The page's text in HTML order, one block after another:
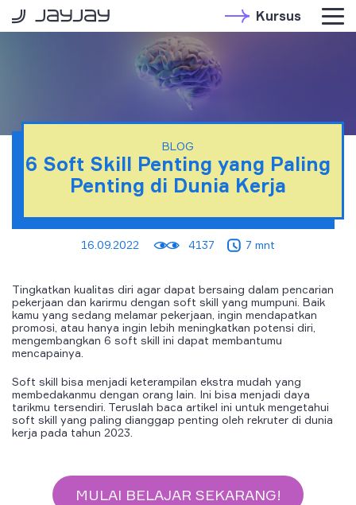
Kursus
BLOG
6 Soft Skill Penting yang Paling
Penting di Dunia Kerja
16.09.2022 4137 7 mnt
Tingkatkan kualitas diri agar dapat bersaing dalam pencarian
pekerjaan dan karirmu dengan soft skill yang mumpuni. Baik
kamu yang sedang melamar pekerjaan, ingin mendapatkan
promosi, atau hanya ingin lebih meningkatkan potensi diri,
mengembangkan 6 soft skill ini dapat membantumu
mencapainya.
Soft skill bisa menjadi keterampilan ekstra mudah yang
membedakanmu dengan orang lain. Ini bisa menjadi daya
tarikmu tersendiri. Teruslah baca artikel ini untuk mengetahui
soft skill yang paling dianggap penting oleh rekruter di dunia
kerja pada tahun 2023.
MULAI BELAJAR SEKARANG!